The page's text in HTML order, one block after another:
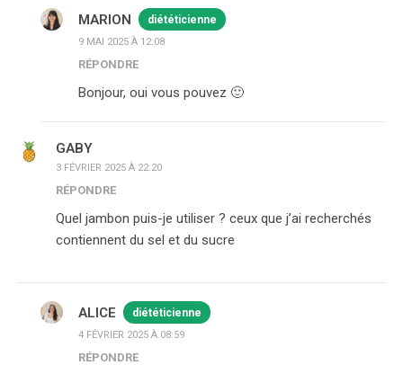
MARION diététicienne
9 MAI 2025 À 12:08
RÉPONDRE
Bonjour, oui vous pouvez 🙂
GABY
3 FÉVRIER 2025 À 22:20
RÉPONDRE
Quel jambon puis-je utiliser ? ceux que j’ai recherchés
contiennent du sel et du sucre
ALICE diététicienne
4 FÉVRIER 2025 À 08:59
RÉPONDRE